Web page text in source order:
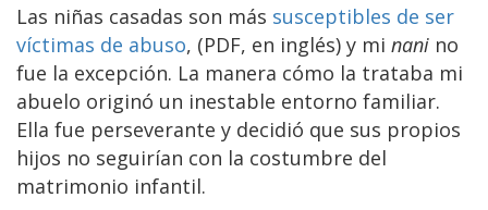
Las niñas casadas son más susceptibles de ser
víctimas de abuso, (PDF, en inglés) y mi nani no
fue la excepción. La manera cómo la trataba mi
abuelo originó un inestable entorno familiar.
Ella fue perseverante y decidió que sus propios
hijos no seguirían con la costumbre del
matrimonio infantil.